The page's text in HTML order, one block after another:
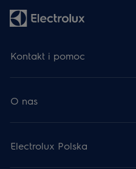
Kontakt i pomoc
O nas
Electrolux Polska